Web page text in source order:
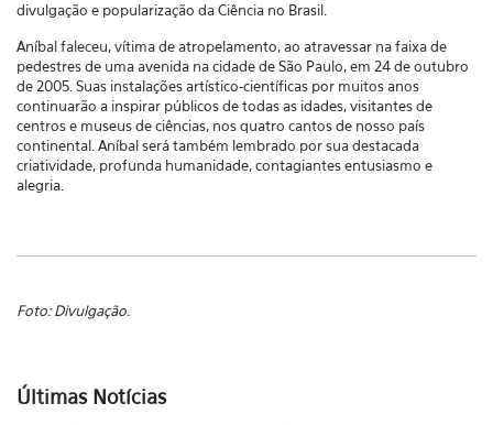
divulgação e popularização da Ciência no Brasil.
Aníbal faleceu, vítima de atropelamento, ao atravessar na faixa de
pedestres de uma avenida na cidade de São Paulo, em 24 de outubro
de 2005. Suas instalações artístico-científicas por muitos anos
continuarão a inspirar públicos de todas as idades, visitantes de
centros e museus de ciências, nos quatro cantos de nosso país
continental. Aníbal será também lembrado por sua destacada
criatividade, profunda humanidade, contagiantes entusiasmo e
alegria.
Foto: Divulgação.
Últimas Notícias